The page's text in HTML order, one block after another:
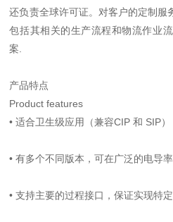
还负责全球许可证。对客户的定制服
包括其相关的生产流程和物流作业
案.
产品特点
Product features
•适合卫生级应用（兼容CIP 和 SIP）
•有多个不同版本，可在广泛的电导
•支持主要的过程接口，保证实现特